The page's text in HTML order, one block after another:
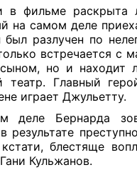
фильме раскрыта
на самом деле
разлучен по
встречается с
но и находит
театр. Главный
играет Джульетту.
деле Бернарда
блестяще
Кульжанов.